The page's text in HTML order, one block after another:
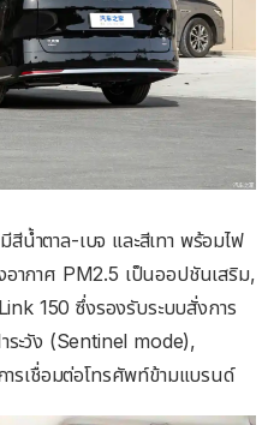
น้ำตาล-เบจ และสีเทา พร้อมไฟ
อากาศ PM2.5 เป็นออปชันเสริม,
150 ซึ่งรองรับระบบสั่งการ
ระวัง (Sentinel mode),
การเชื่อมต่อโทรศัพท์ข้ามแบรนด์